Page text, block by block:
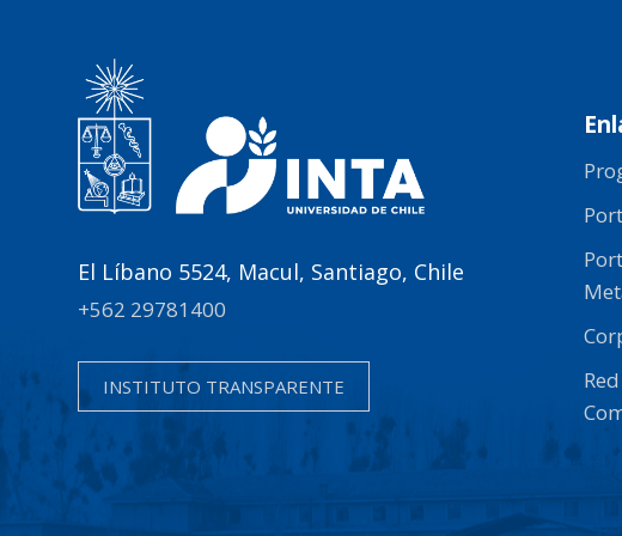
El Líbano 5524, Macul, Santiago, Chile
+562 29781400
INSTITUTO TRANSPARENTE